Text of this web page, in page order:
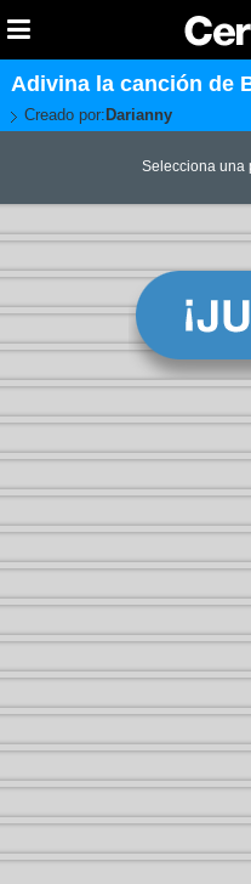
Adivina la canción de
Creado por: Darianny
Selecciona una